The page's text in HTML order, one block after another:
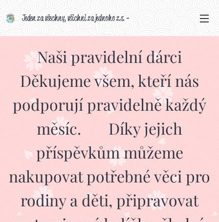
Jeden za všechny, všichni za jednoho z.s. -
Naši pravidelní dárci
Děkujeme všem, kteří nás
podporují pravidelně každý
měsíc. 💛 Díky jejich
příspěvkům můžeme
nakupovat potřebné věci pro
rodiny a děti, připravovat